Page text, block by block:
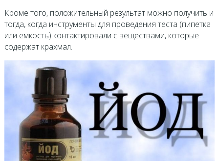
Кроме того, положительный результат можно получить и
тогда, когда инструменты для проведения теста (пипетка
или емкость) контактировали с веществами, которые
содержат крахмал.